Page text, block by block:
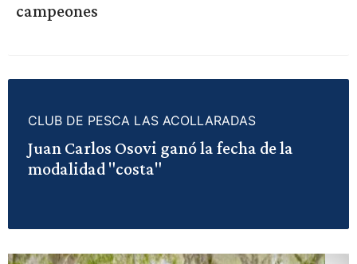
campeones
CLUB DE PESCA LAS ACOLLARADAS
Juan Carlos Osovi ganó la fecha de la
modalidad "costa"